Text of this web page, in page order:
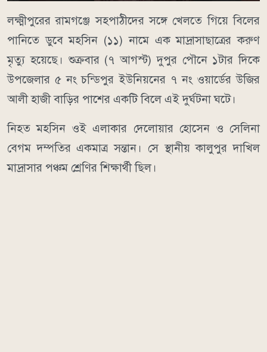
লক্ষ্মীপুরের রামগঞ্জে সহপাঠীদের সঙ্গে খেলতে গিয়ে বিলের
পানিতে ডুবে মহসিন (১১) নামে এক মাদ্রাসাছাত্রের করুণ
মৃত্যু হয়েছে। শুক্রবার (৭ আগস্ট) দুপুর পৌনে ১টার দিকে
উপজেলার ৫ নং চন্ডিপুর ইউনিয়নের ৭ নং ওয়ার্ডের উজির
আলী হাজী বাড়ির পাশের একটি বিলে এই দুর্ঘটনা ঘটে।
নিহত মহসিন ওই এলাকার দেলোয়ার হোসেন ও সেলিনা
বেগম দম্পতির একমাত্র সন্তান। সে স্থানীয় কালুপুর দাখিল
মাদ্রাসার পঞ্চম শ্রেণির শিক্ষার্থী ছিল।